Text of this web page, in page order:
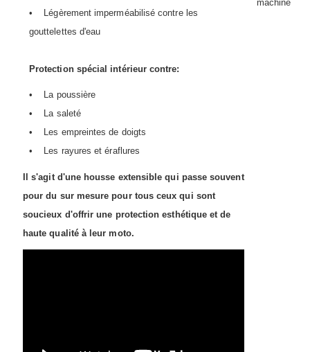
• Légèrement imperméabilisé contre les
gouttelettes d'eau
Protection spécial intérieur contre:
• La poussière
• La saleté
• Les empreintes de doigts
• Les rayures et éraflures
Il s'agit d'une housse extensible qui passe souvent
pour du sur mesure pour tous ceux qui sont
soucieux d'offrir une protection esthétique et de
haute qualité à leur moto.